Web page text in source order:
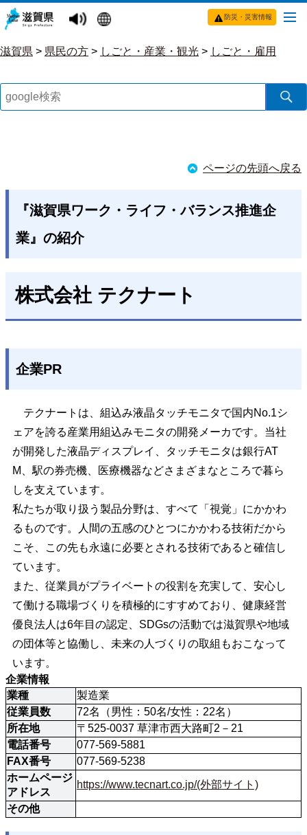
防災・災害情報
滋賀県 > 県民の方 > しごと・産業・観光 > しごと・雇用
ページの先頭へ戻る
『滋賀県ワーク・ライフ・バランス推進企
業』の紹介
株式会社 テクナート
企業PR
テクナートは、組込み液晶タッチモニタで国内No.1シ
ェアを誇る産業用組込みモニタの開発メーカです。当社
が開発した液晶ディスプレイ、タッチモニタは銀行AT
M、駅の券売機、医療機器などさまざまなところで暮ら
しを支えています。
私たちが取り扱う製品分野は、すべて「視覚」にかかわ
るものです。人間の五感のひとつにかかわる技術だから
こそ、この先も永遠に必要とされる技術であると確信し
ています。
また、従業員がプライベートの役割を充実して、安心し
て働ける職場づくりを積極的にすすめており、健康経営
優良法人は6年目の認定、SDGsの活動では滋賀県や地域
の団体等と協働し、未来の人づくりの取組もおこなって
います。
企業情報
業種
製造業
従業員数
72名（男性：50名/女性：22名）
所在地
〒525-0037 草津市西大路町2－21
電話番号
077-569-5881
FAX番号
077-569-5238
ホームページ
アドレス
https://www.tecnart.co.jp/(外部サイト)
その他